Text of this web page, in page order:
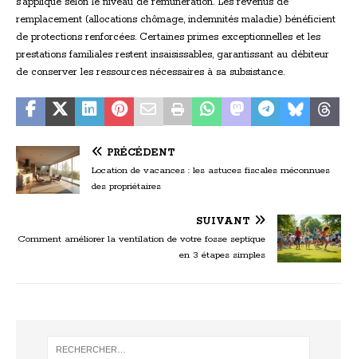
remplacement (allocations chômage, indemnités maladie) bénéficient
de protections renforcées. Certaines primes exceptionnelles et les
prestations familiales restent insaisissables, garantissant au débiteur
de conserver les ressources nécessaires à sa subsistance.
PRÉCÉDENT
Location de vacances : les astuces fiscales méconnues
des propriétaires
SUIVANT
Comment améliorer la ventilation de votre fosse septique
en 3 étapes simples